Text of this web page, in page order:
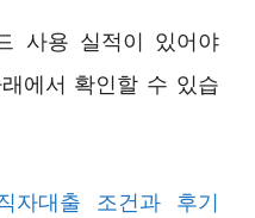
사용 실적이 있어야
에서 확인할 수 있습
자대출 조건과 후기